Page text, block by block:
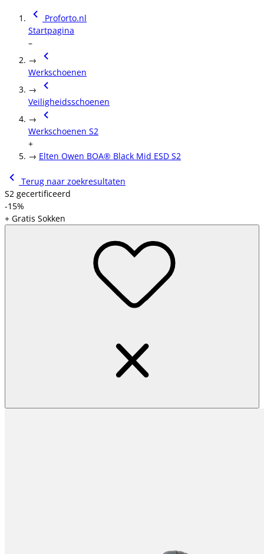
Proforto.nl
Startpagina
–
→
Werkschoenen
→
Veiligheidsschoenen
→
Werkschoenen S2
+
→ Elten Owen BOA® Black Mid ESD S2
Terug naar zoekresultaten
S2 gecertificeerd
-15%
+ Gratis Sokken